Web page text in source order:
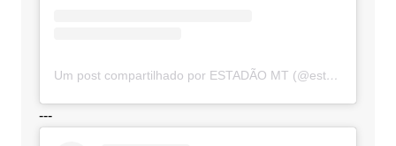
Um post compartilhado por ESTADÃO MT (@estadaomt)
---